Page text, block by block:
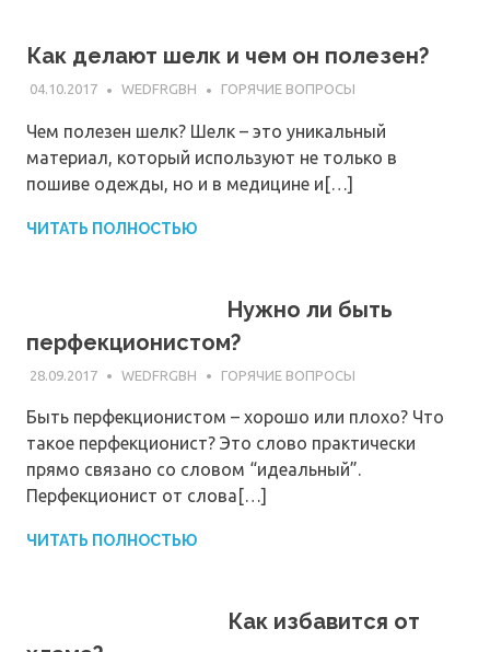
Как делают шелк и чем он полезен?
04.10.2017 WEDFRGBH ГОРЯЧИЕ ВОПРОСЫ
Чем полезен шелк? Шелк – это уникальный
материал, который используют не только в
пошиве одежды, но и в медицине и[…]
ЧИТАТЬ ПОЛНОСТЬЮ
Нужно ли быть
перфекционистом?
28.09.2017 WEDFRGBH ГОРЯЧИЕ ВОПРОСЫ
Быть перфекционистом – хорошо или плохо? Что
такое перфекционист? Это слово практически
прямо связано со словом “идеальный”.
Перфекционист от слова[…]
ЧИТАТЬ ПОЛНОСТЬЮ
Как избавится от